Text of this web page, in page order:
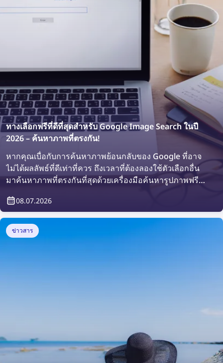
ทางเลือกฟรีที่ดีที่สุดสำหรับ Google Image Search ในปี
2026 – ค้นหาภาพที่ตรงกัน!
หากคุณเบื่อกับการค้นหาภาพย้อนกลับของ Google ที่อาจ
ไม่ได้ผลลัพธ์ที่ดีเท่าที่ควร ถึงเวลาที่ต้องลองใช้ตัวเลือกอื่น
มาค้นหาภาพที่ตรงกันที่สุดด้วยเครื่องมือค้นหารูปภาพฟรีที่
08.07.2026
ข่าวสาร